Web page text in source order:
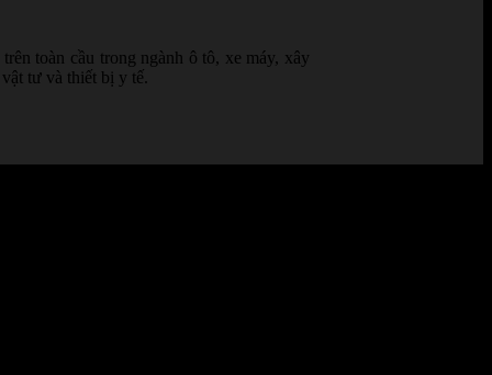
toàn cầu trong ngành ô tô, xe máy, xây
tư và thiết bị y tế.